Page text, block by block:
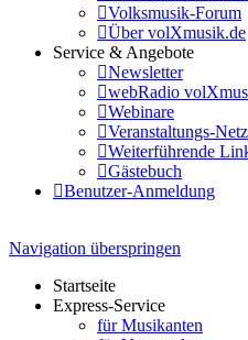
Volksmusik-Forum
Über volXmusik.de
Service & Angebote
Newsletter
webRadio
Webinare
Veranstaltungs-
Weiterführende
Gästebuch
Benutzer-Anmeldung
Navigation überspringen
Startseite
Express-Service
für Musikanten